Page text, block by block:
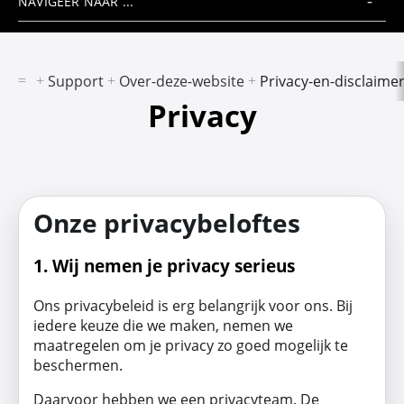
Support Over-deze-website Privacy-en-disclaimer
Privacy
Onze privacybeloftes
1. Wij nemen je privacy serieus
Ons privacybeleid is erg belangrijk voor ons. Bij
iedere keuze die we maken, nemen we
maatregelen om je privacy zo goed mogelijk te
beschermen.
Daarvoor hebben we een privacyteam. De